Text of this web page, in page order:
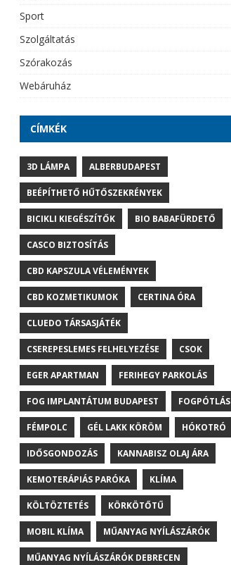
Sport
Szolgáltatás
Szórakozás
Webáruház
CÍMKÉK
3D LÁMPA ALBERBUDAPEST
BEÉPÍTHETŐ HŰTŐSZEKRÉNYEK
BICIKLI KIEGÉSZÍTŐK BIO BABAFÜRDETŐ
CASCO BIZTOSÍTÁS
CBD KAPSZULA VÉLEMÉNYEK
CBD KOZMETIKUMOK CERTINA ÓRA
CLUEDO TÁRSASJÁTÉK
CSEREPESLEMES FELHELYEZÉSE CSOK
EGER APARTMAN FERIHEGY PARKOLÁS
FOG IMPLANTÁTUM BUDAPEST FOGPÓTLÁS
FÉMPOLC GÉL LAKK KÖRÖM HÓKOTRÓ
IDŐSGONDOZÁS KANNABISZ OLAJ ÁRA
KEMOTERÁPIÁS PARÓKA KLÍMA
KÖLTÖZTETÉS KÖRKÖTŐTŰ
MOBIL KLÍMA MŰANYAG NYÍLÁSZÁRÓK
MŰANYAG NYÍLÁSZÁRÓK DEBRECEN